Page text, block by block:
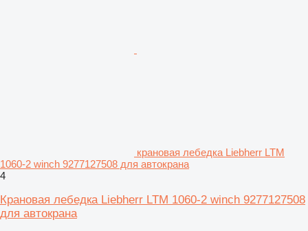
крановая лебедка Liebherr LTM
1060-2 winch 9277127508 для автокрана
4
Крановая лебедка Liebherr LTM 1060-2 winch 9277127508
для автокрана